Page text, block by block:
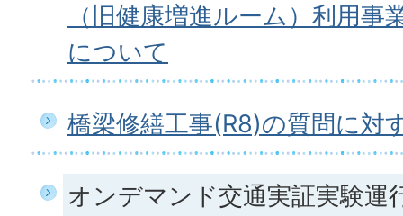
（旧健康増進ルーム）利用事
について
橋梁修繕工事(R8)の質問に対
オンデマンド交通実証実験運